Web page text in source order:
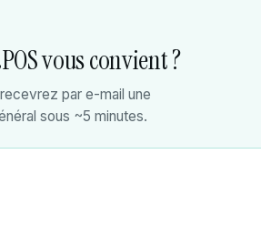
vous convient ?
par e-mail une
sous ~5 minutes.